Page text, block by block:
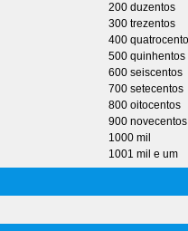
200 duzentos
300 trezentos
400
500 quinhentos
600 seiscentos
700 setecentos
800 oitocentos
900 novecentos
1000 mil
1001 mil e um